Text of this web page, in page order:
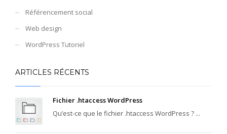
Référencement social
Web design
WordPress Tutoriel
ARTICLES RÉCENTS
Fichier .htaccess WordPress
Qu’est-ce que le fichier .htaccess WordPress ? ...